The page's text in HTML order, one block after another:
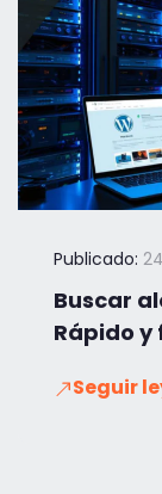
Publicado:
Buscar
Rápido y
Seguir